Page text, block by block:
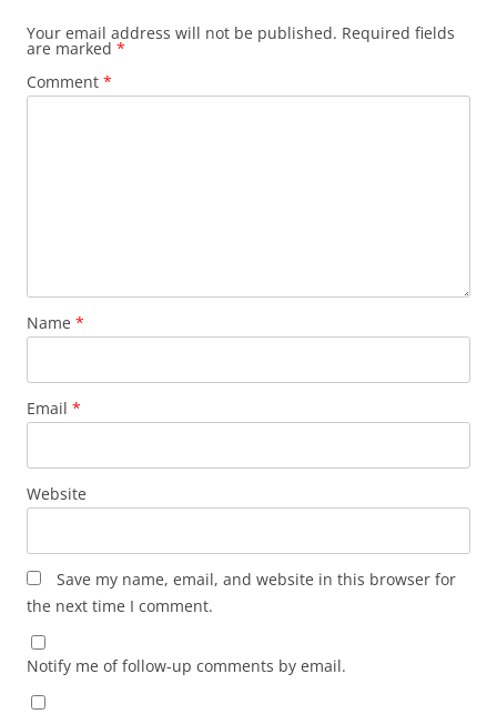
Your email address will not be published. Required fields
are marked *
Comment *
Name *
Email *
Website
Save my name, email, and website in this browser for
the next time I comment.
Notify me of follow-up comments by email.